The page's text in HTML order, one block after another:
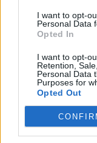
I want to opt-
Personal Data
Opted In
I want to opt-
Retention,
Personal Data
Purposes for
Opted Out
la
società
società
meglio,
Ulteriore
e paragoni